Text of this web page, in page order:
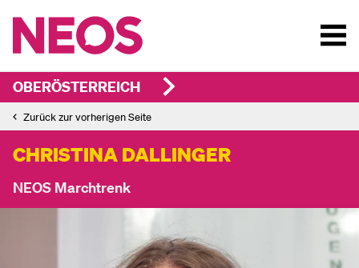
OBERÖSTERREICH
Zurück zur vorherigen Seite
CHRISTINA DALLINGER
NEOS Marchtrenk